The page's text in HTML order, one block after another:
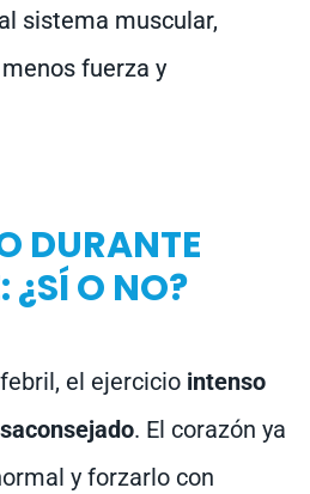
sistema muscular,
fuerza y
DURANTE
¿SÍ O NO?
el ejercicio intenso
. El corazón ya
y forzarlo con